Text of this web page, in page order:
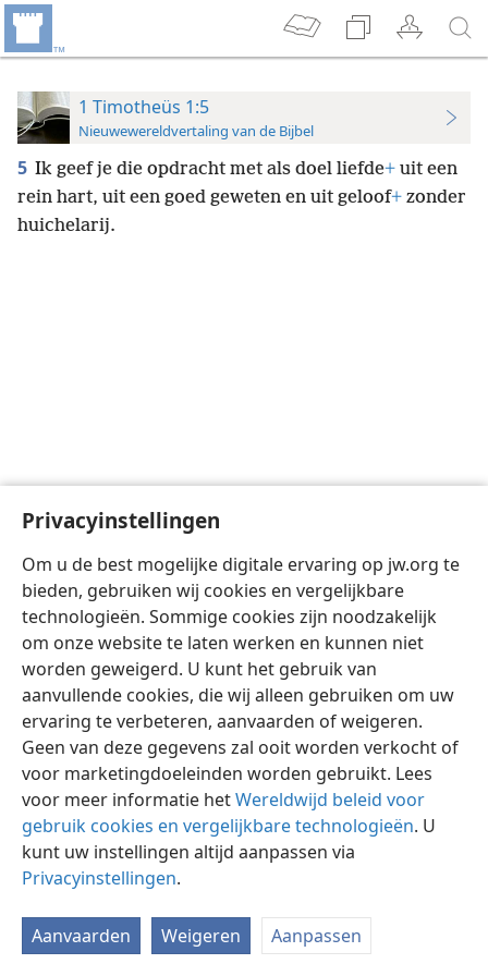
Privacyinstellingen
Om u de best mogelijke digitale ervaring op jw.org te
bieden, gebruiken wij cookies en vergelijkbare
technologieën. Sommige cookies zijn noodzakelijk
om onze website te laten werken en kunnen niet
worden geweigerd. U kunt het gebruik van
aanvullende cookies, die wij alleen gebruiken om uw
ervaring te verbeteren, aanvaarden of weigeren.
Geen van deze gegevens zal ooit worden verkocht of
voor marketingdoeleinden worden gebruikt. Lees
voor meer informatie hetWereldwijd beleid voor
gebruik cookies en vergelijkbare technologieën. U
kunt uw instellingen altijd aanpassen via
Privacyinstellingen.
Aanvaarden Weigeren Aanpassen
1 Timotheüs 1:5
Nieuwewereldvertaling van de Bijbel
5 Ik geef je die opdracht met als doel liefde+ uit een
rein hart, uit een goed geweten en uit geloof+ zonder
huichelarij.
Nederlands Instellingen
Copyright © 2026 Watch Tower Bible and Tract Society of Pennsylvania
Gebruiksvoorwaarden Privacybeleid
JW.ORG
Inloggen